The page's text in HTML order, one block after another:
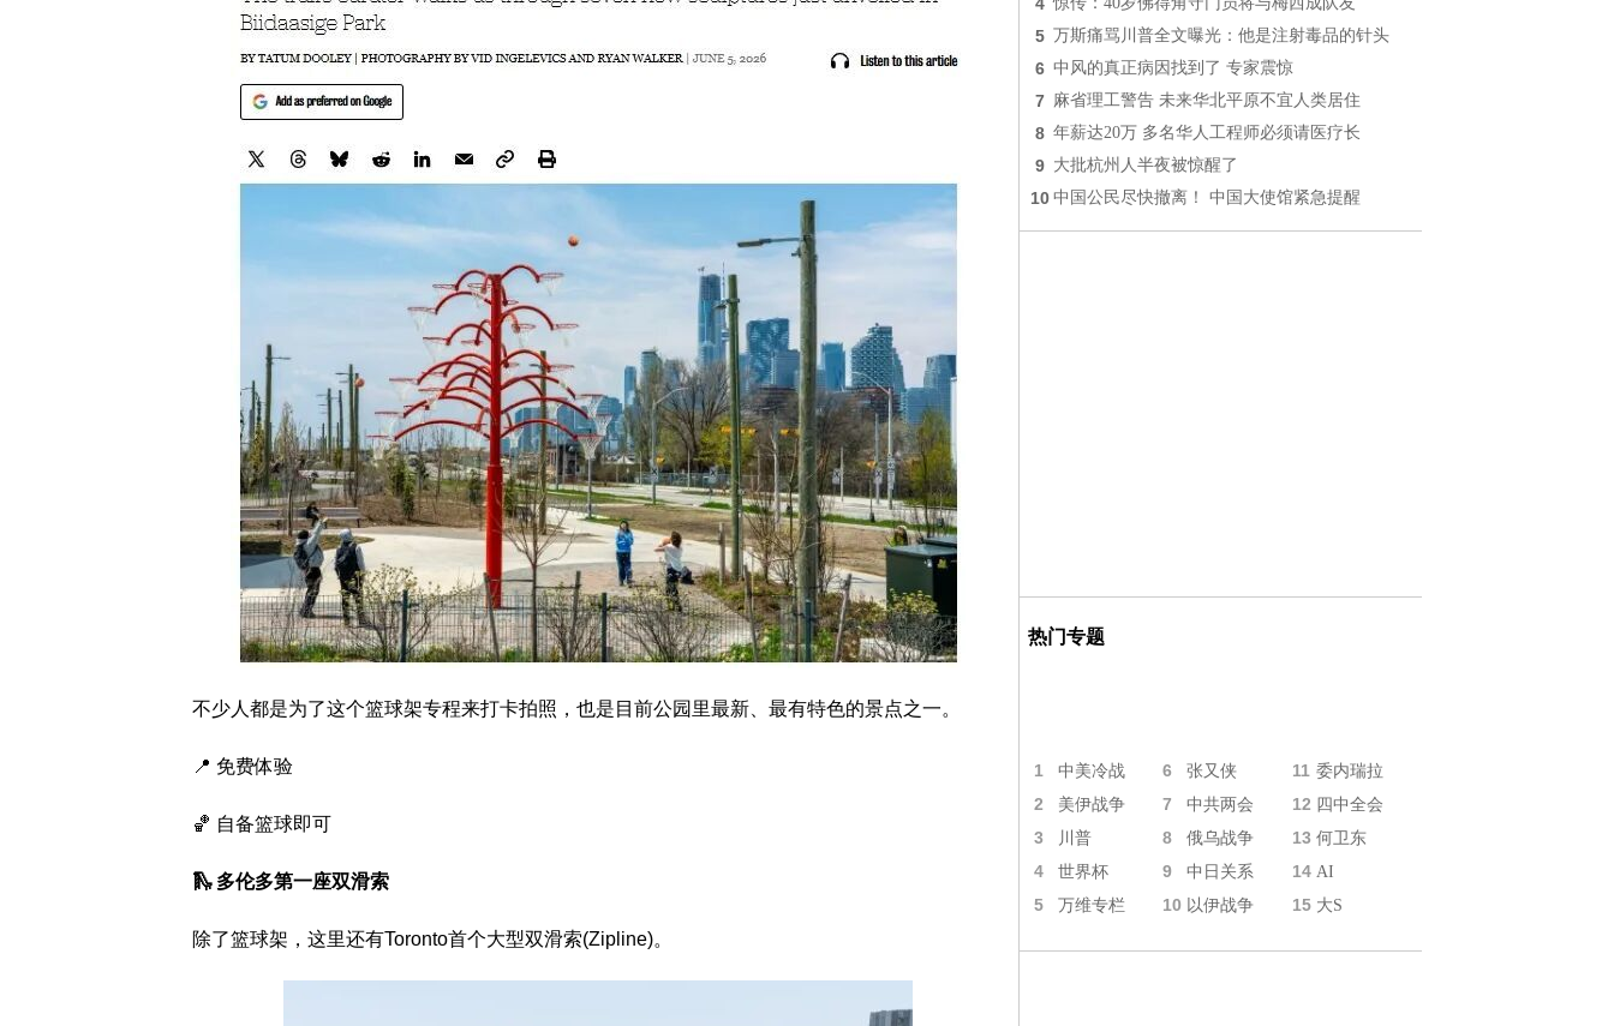
不少人都是为了这个篮球架专程来打卡拍照，也是目前公园里最新、最有特色的景点之一。
📍 免费体验
🏀 自备篮球即可
🛝 多伦多第一座双滑索
除了篮球架，这里还有Toronto首个大型双滑索(Zipline)。
5 万斯痛骂川普全文曝光：他是注射毒品的针头
6 中风的真正病因找到了 专家震惊
7 麻省理工警告 未来华北平原不宜人类居住
8 年薪达20万 多名华人工程师必须请医疗长
9 大批杭州人半夜被惊醒了
10 中国公民尽快撤离！ 中国大使馆紧急提醒
热门专题
1 中美冷战 6 张又侠 11 委内瑞拉
2 美伊战争 7 中共两会 12 四中全会
3 川普 8 俄乌战争 13 何卫东
4 世界杯 9 中日关系 14 AI
5 万维专栏 10 以伊战争 15 大S